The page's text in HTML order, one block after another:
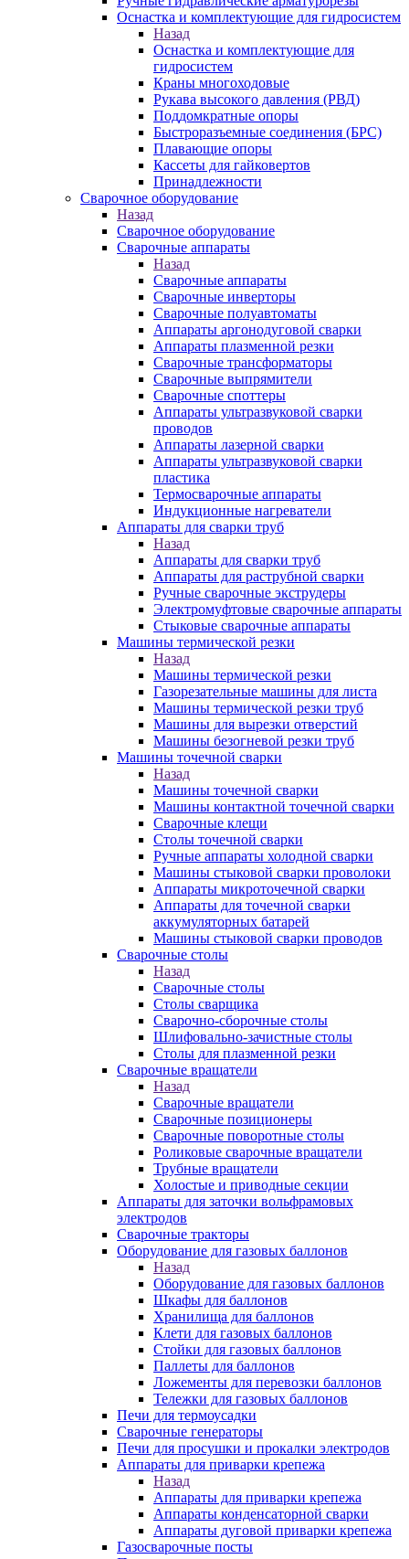
Оснастка и комплектующие для гидросистем
Назад
Оснастка и комплектующие для
гидросистем
Краны многоходовые
Рукава высокого давления (РВД)
Поддомкратные опоры
Быстроразъемные соединения (БРС)
Плавающие опоры
Кассеты для гайковертов
Принадлежности
Сварочное оборудование
Назад
Сварочное оборудование
Сварочные аппараты
Назад
Сварочные аппараты
Сварочные инверторы
Сварочные полуавтоматы
Аппараты аргонодуговой сварки
Аппараты плазменной резки
Сварочные трансформаторы
Сварочные выпрямители
Сварочные споттеры
Аппараты ультразвуковой сварки
проводов
Аппараты лазерной сварки
Аппараты ультразвуковой сварки
пластика
Термосварочные аппараты
Индукционные нагреватели
Аппараты для сварки труб
Назад
Аппараты для сварки труб
Аппараты для раструбной сварки
Ручные сварочные экструдеры
Электромуфтовые сварочные аппараты
Стыковые сварочные аппараты
Машины термической резки
Назад
Машины термической резки
Газорезательные машины для листа
Машины термической резки труб
Машины для вырезки отверстий
Машины безогневой резки труб
Машины точечной сварки
Назад
Машины точечной сварки
Машины контактной точечной сварки
Сварочные клещи
Столы точечной сварки
Ручные аппараты холодной сварки
Машины стыковой сварки проволоки
Аппараты микроточечной сварки
Аппараты для точечной сварки
аккумуляторных батарей
Машины стыковой сварки проводов
Сварочные столы
Назад
Сварочные столы
Столы сварщика
Сварочно-сборочные столы
Шлифовально-зачистные столы
Столы для плазменной резки
Сварочные вращатели
Назад
Сварочные вращатели
Сварочные позиционеры
Сварочные поворотные столы
Роликовые сварочные вращатели
Трубные вращатели
Холостые и приводные секции
Аппараты для заточки вольфрамовых
электродов
Сварочные тракторы
Оборудование для газовых баллонов
Назад
Оборудование для газовых баллонов
Шкафы для баллонов
Хранилища для баллонов
Клети для газовых баллонов
Стойки для газовых баллонов
Паллеты для баллонов
Ложементы для перевозки баллонов
Тележки для газовых баллонов
Печи для термоусадки
Сварочные генераторы
Печи для просушки и прокалки электродов
Аппараты для приварки крепежа
Назад
Аппараты для приварки крепежа
Аппараты конденсаторной сварки
Аппараты дуговой приварки крепежа
Газосварочные посты